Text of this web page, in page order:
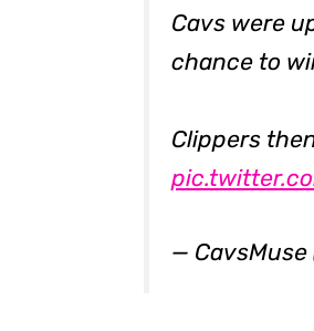
Cavs were
chance to
Clippers
— CavsMuse